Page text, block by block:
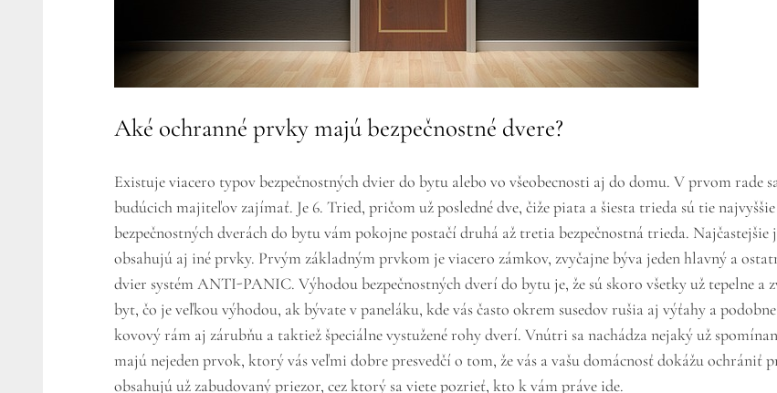
Aké ochranné prvky majú bezpečnostné dvere?
Existuje viacero typov bezpečnostných dvier do bytu alebo vo všeobecnosti aj do domu. V prvom rade
budúcich majiteľov zajímať. Je 6. Tried, pričom už posledné dve, čiže piata a šiesta trieda sú tie
bezpečnostných dverách do bytu vám pokojne postačí druhá až tretia bezpečnostná trieda.
obsahujú aj iné prvky. Prvým základným prvkom je viacero zámkov, zvyčajne býva jeden hlavný a
dvier systém ANTI-PANIC. Výhodou bezpečnostných dverí do bytu je, že sú skoro všetky už tepelne
byt, čo je veľkou výhodou, ak bývate v paneláku, kde vás často okrem susedov rušia aj výťahy a
kovový rám aj zárubňu a taktiež špeciálne vystužené rohy dverí. Vnútri sa nachádza nejaký už
majú nejeden prvok, ktorý vás veľmi dobre presvedčí o tom, že vás a vašu domácnosť dokážu
obsahujú už zabudovaný priezor, cez ktorý sa viete pozrieť, kto k vám práve ide.